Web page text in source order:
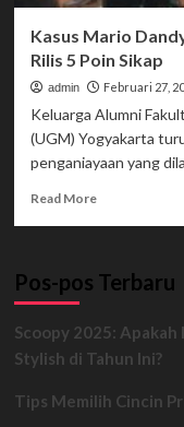
Kasus Mario
Rilis 5 Poin Sikap
admin Februari 27,
Keluarga Alumni
(UGM) Yogyakarta
penganiayaan yang
Read MoreRead
Mario
David,
Kagama
Rilis
Pos-pos Terbaru
Scoopy 2025:
Stylish di Tahun Ini?
Tips Memilih Cincin